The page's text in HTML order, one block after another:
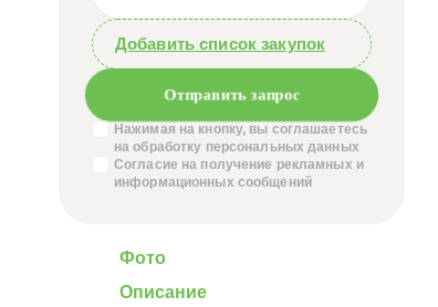
Добавить список закупок
Отправить запрос
Нажимая на кнопку, вы соглашаетесь
на обработку персональных данных
Согласие на получение рекламных и
информационных сообщений
Фото
Описание